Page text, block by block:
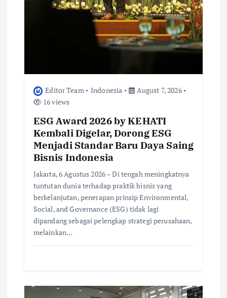
Editor Team Indonesia
August 7, 2026
16 views
ESG Award 2026 by KEHATI
Kembali Digelar, Dorong ESG
Menjadi Standar Baru Daya Saing
Bisnis Indonesia
Jakarta, 6 Agustus 2026 – Di tengah meningkatnya
tuntutan dunia terhadap praktik bisnis yang
berkelanjutan, penerapan prinsip Environmental,
Social, and Governance (ESG) tidak lagi
dipandang sebagai pelengkap strategi perusahaan,
melainkan…